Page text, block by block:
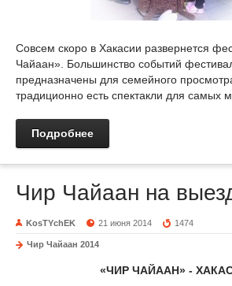
Совсем скоро в Хакасии развернется
Чайаан». Большинство событий
предназначены для семейного
традиционно есть спектакли для самых
Подробнее
Чир Чайаан на
KosTYchEK 21 июня 2014 1474
Чир Чайаан 2014
«ЧИР ЧАЙААН» -